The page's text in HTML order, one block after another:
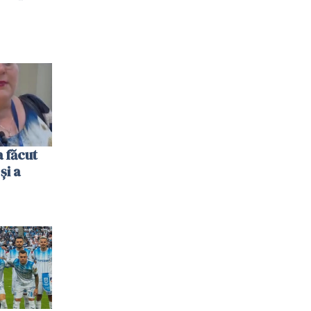
făcut
a